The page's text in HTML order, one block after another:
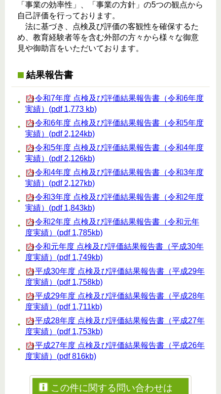
「事業の効率性」、「事業の方針」の5つの観点から
自己評価を行っております。
法に基づき、点検及び評価の客観性を確保するた
め、教育経験者等を含む外部の方々から様々な御意
見や御助言をいただいております。
結果報告書
令和7年度 点検及び評価結果報告書（令和6年度
実績）(pdf 1,773 kb)
令和6年度 点検及び評価結果報告書（令和5年度
実績）(pdf 2,124kb)
令和5年度 点検及び評価結果報告書（令和4年度
実績）(pdf 2,126kb)
令和4年度 点検及び評価結果報告書（令和3年度
実績）(pdf 2,127kb)
令和3年度 点検及び評価結果報告書（令和2年度
実績）(pdf 1,843kb)
令和2年度 点検及び評価結果報告書（令和元年
度実績）(pdf 1,785kb)
令和元年度 点検及び評価結果報告書（平成30年
度実績）(pdf 1,749kb)
平成30年度 点検及び評価結果報告書（平成29年
度実績）(pdf 1,758kb)
平成29年度 点検及び評価結果報告書（平成28年
度実績）(pdf 1,711kb)
平成28年度 点検及び評価結果報告書（平成27年
度実績）(pdf 1,753kb)
平成27年度 点検及び評価結果報告書（平成26年
度実績）(pdf 816kb)
この件に関する問い合わせは